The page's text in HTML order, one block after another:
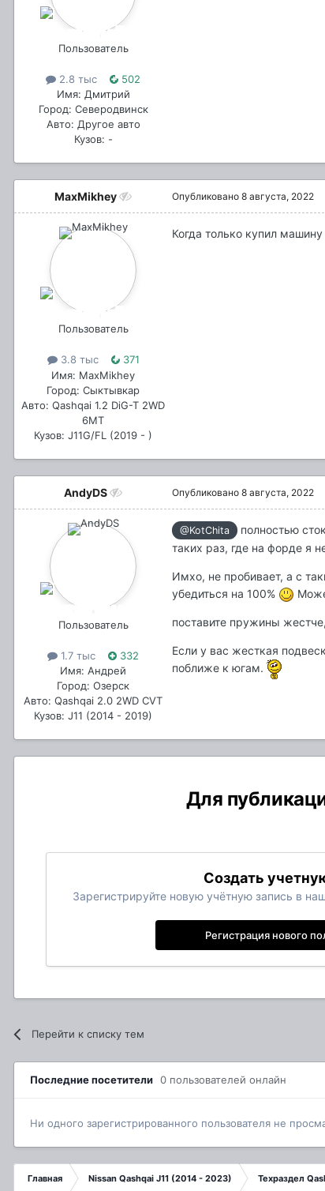
Пользователь
2.8 тыс
502
Имя: Дмитрий
Город: Северодвинск
Авто: Другое авто
Кузов: -
MaxMikhey
Пользователь
3.8 тыс
371
Имя: MaxMikhey
Город: Сыктывкар
Авто: Qashqai 1.2 DiG-T 2WD
6МТ
Кузов: J11G/FL (2019 - )
Опубликовано 8 августа, 2022
Когда только купил
AndyDS
Пользователь
1.7 тыс
332
Имя: Андрей
Город: Озерск
Авто: Qashqai 2.0 2WD CVT
Кузов: J11 (2014 - 2019)
Опубликовано 8 августа, 2022
@KotChita
полностью
таких раз, где на форде я
Имхо, не пробивает, а с
убедиться на 100%
поставите пружины
Если у вас жесткая
поближе к югам.
Для
Создать
Зарегистрируйте новую учётную запись в
Регистрация нового
Перейти к списку тем
Последние посетители 0 пользователей онлайн
Ни одного зарегистрированного пользователя не
Главная Nissan Qashqai J11 (2014 - 2023) Техраздел